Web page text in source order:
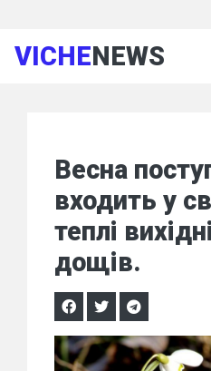
VICHENEWS
Весна
входить у
теплі
дощів.